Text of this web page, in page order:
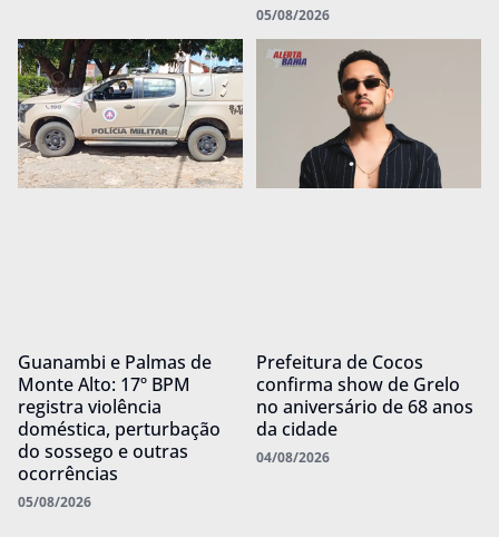
05/08/2026
Guanambi e Palmas de
Monte Alto: 17º BPM
registra violência
doméstica, perturbação
do sossego e outras
ocorrências
05/08/2026
Prefeitura de Cocos
confirma show de Grelo
no aniversário de 68 anos
da cidade
04/08/2026